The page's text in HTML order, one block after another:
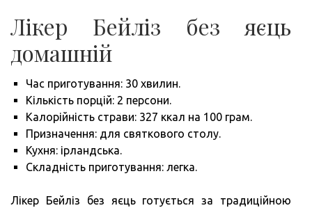
Лікер Бейліз без яєць
домашній
Час приготування: 30 хвилин.
Кількість порцій: 2 персони.
Калорійність страви: 327 ккал на 100 грам.
Призначення: для святкового столу.
Кухня: ірландська.
Складність приготування: легка.
Лікер Бейліз без яєць готується за традиційною